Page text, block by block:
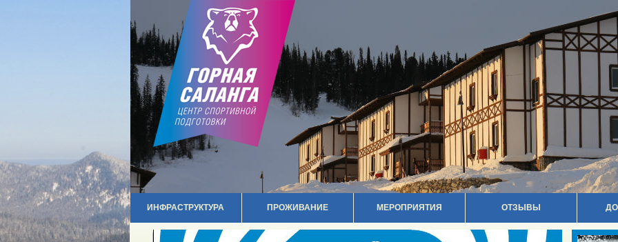
ИНФРАСТРУКТУРА ПРОЖИВАНИЕ МЕРОПРИЯТИЯ ОТЗЫВЫ